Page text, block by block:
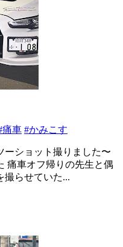
痛車 #かみこす
ショット撮りました〜
痛車オフ帰りの先生と偶
撮らせていた...